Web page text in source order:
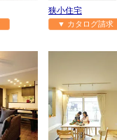
狭小住宅
▼ カタログ請